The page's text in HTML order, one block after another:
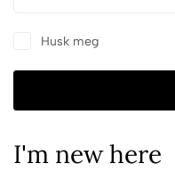
Husk meg
I'm new here